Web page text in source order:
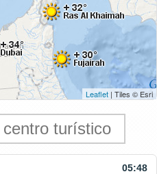
Leaflet | Tiles © Esri
05:48